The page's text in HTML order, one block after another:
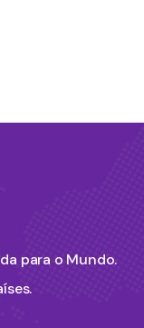
para o Mundo.